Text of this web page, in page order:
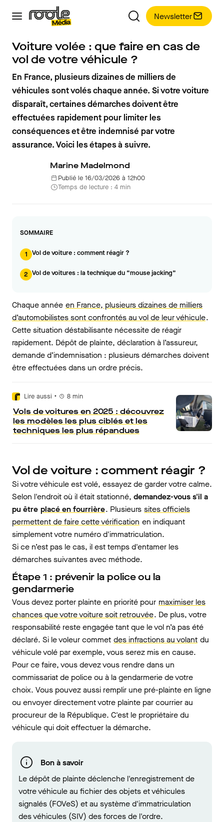
Newsletter
Voiture volée : que faire en cas de
vol de votre véhicule ?
En France, plusieurs dizaines de milliers de
véhicules sont volés chaque année. Si votre voiture
disparaît, certaines démarches doivent être
effectuées rapidement pour limiter les
conséquences et être indemnisé par votre
assurance. Voici les étapes à suivre.
Marine Madelmond
Publié le 16/03/2026 à 12h00
Temps de lecture : 4 min
SOMMAIRE
1 Vol de voiture : comment réagir ?
2 Vol de voitures : la technique du “mouse jacking”
Chaque année en France, plusieurs dizaines de milliers
d’automobilistes sont confrontés au vol de leur véhicule.
Cette situation déstabilisante nécessite de réagir
rapidement. Dépôt de plainte, déclaration à l’assureur,
demande d’indemnisation : plusieurs démarches doivent
être effectuées dans un ordre précis.
Lire aussi • 8 min
Vols de voitures en 2025 : découvrez
les modèles les plus ciblés et les
techniques les plus répandues
Vol de voiture : comment réagir ?
Si votre véhicule est volé, essayez de garder votre calme.
Selon l'endroit où il était stationné, demandez-vous s'il a
pu être placé en fourrière. Plusieurs sites officiels
permettent de faire cette vérification en indiquant
simplement votre numéro d'immatriculation.
Si ce n’est pas le cas, il est temps d'entamer les
démarches suivantes avec méthode.
Étape 1 : prévenir la police ou la
gendarmerie
Vous devez porter plainte en priorité pour maximiser les
chances que votre voiture soit retrouvée. De plus, votre
responsabilité reste engagée tant que le vol n’a pas été
déclaré. Si le voleur commet des infractions au volant du
véhicule volé par exemple, vous serez mis en cause.
Pour ce faire, vous devez vous rendre dans un
commissariat de police ou à la gendarmerie de votre
choix. Vous pouvez aussi remplir une pré-plainte en ligne
ou envoyer directement votre plainte par courrier au
procureur de la République. C'est le propriétaire du
véhicule qui doit effectuer la démarche.
Bon à savoir
Le dépôt de plainte déclenche l'enregistrement de
votre véhicule au fichier des objets et véhicules
signalés (FOVeS) et au système d'immatriculation
des véhicules (SIV) des forces de l'ordre.